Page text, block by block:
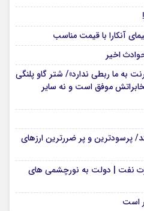
آنکارا با قیمت مناسب
اخیر
به ما ربطی ندارد»/ شتر گاو پلنگی
موفق است و نه سایر
پرسودترین و پر ضررترین ارز‌های
نفت | دولت به نورچشمی های
است